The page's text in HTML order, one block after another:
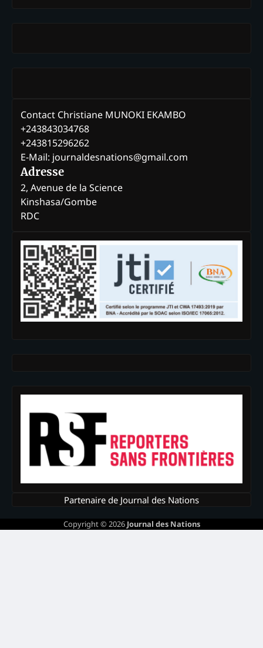
Contact Christiane MUNOKI EKAMBO
+243843034768
+243815296262
E-Mail: journaldesnations@gmail.com
Adresse
2, Avenue de la Science
Kinshasa/Gombe
RDC
Partenaire de Journal des Nations
Copyright © 2026 Journal des Nations